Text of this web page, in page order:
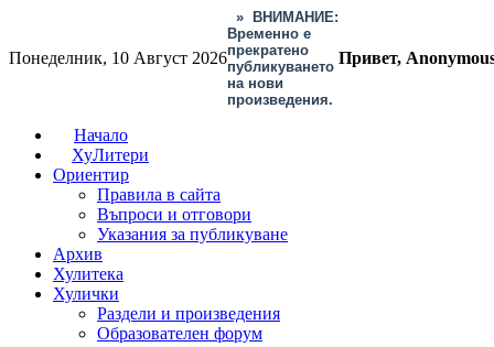
Понеделник, 10 Август 2026
»
ВНИМАНИЕ:
Временно е
прекратено
публикуването
на нови
произведения.
Привет,
Начало
ХуЛитери
Ориентир
Правила в сайта
Въпроси и отговори
Указания за публикуване
Архив
Хулитека
Хулички
Раздели и произведения
Образователен форум